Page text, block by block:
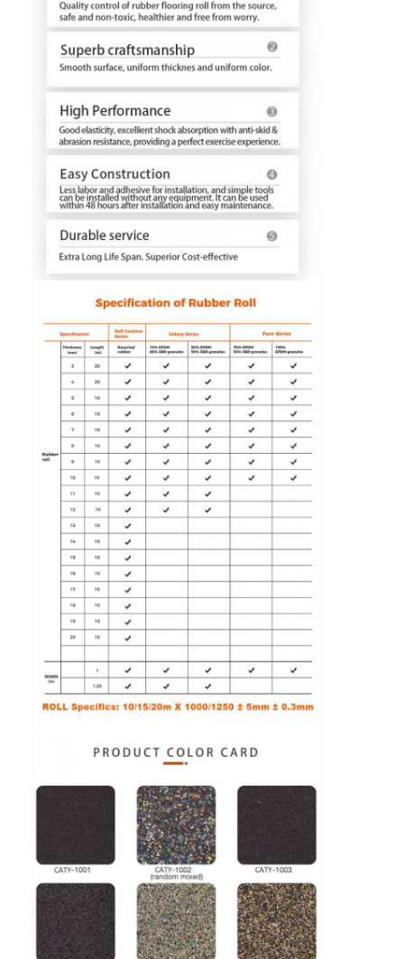
Grânulo de borracha de EPDM
Pavimentos de borracha para uso comercial
Pavimentadores de borracha interligados
grama artificial plena
Grânulo de borracha de SBR
Aglutinantes de PU
grama artificial do relvado